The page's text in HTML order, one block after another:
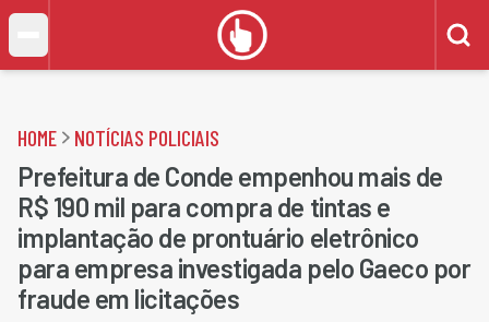
HOME NOTÍCIAS POLICIAIS
Prefeitura de Conde empenhou mais de
R$ 190 mil para compra de tintas e
implantação de prontuário eletrônico
para empresa investigada pelo Gaeco por
fraude em licitações